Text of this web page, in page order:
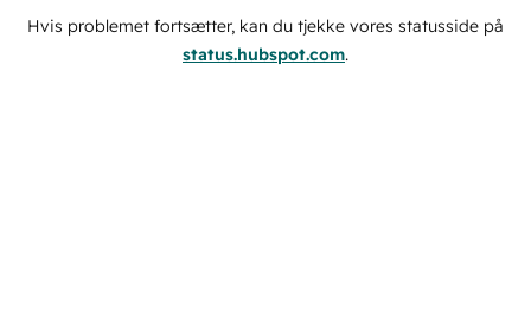
Hvis problemet fortsætter, kan du tjekke vores statusside på
status.hubspot.com.